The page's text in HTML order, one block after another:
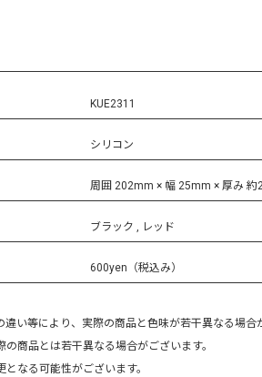
KUE2311
シリコン
周囲 202mm × 幅 25mm × 厚み 約
ブラック , レッド
600yen（税込み）
い等により、実際の商品と色味が若干異なる場合
商品とは若干異なる場合がございます。
なる可能性がございます。